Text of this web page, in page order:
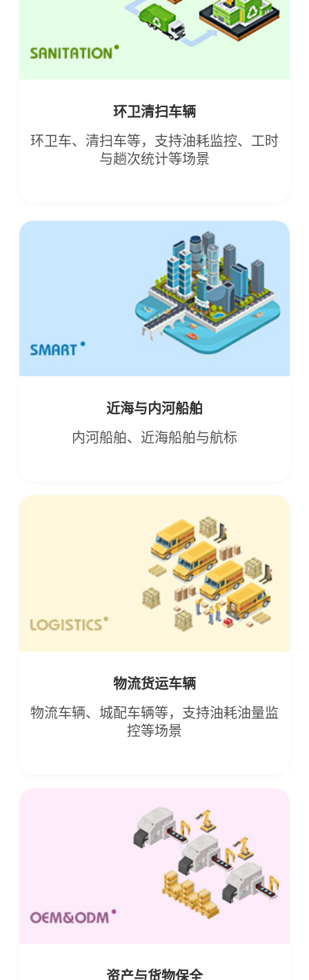
环卫清扫车辆
环卫车、清扫车等，支持油耗监控、工时
与趟次统计等场景
近海与内河船舶
内河船舶、近海船舶与航标
物流货运车辆
物流车辆、城配车辆等，支持油耗油量监
控等场景